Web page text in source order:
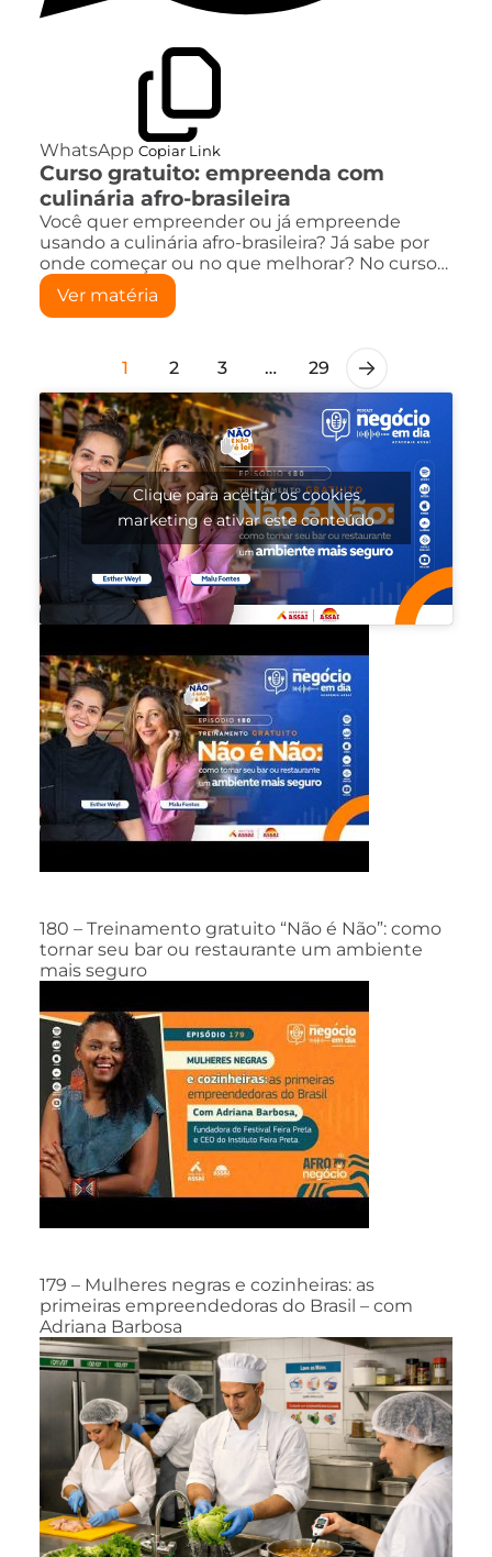
WhatsApp Copiar Link
Curso gratuito: empreenda com
culinária afro-brasileira
Você quer empreender ou já empreende
usando a culinária afro-brasileira? Já sabe por
onde começar ou no que melhorar? No curso…
Ver matéria
1 2 3 … 29
Clique para aceitar os cookies
marketing e ativar este conteúdo
180 – Treinamento gratuito “Não é Não”: como
tornar seu bar ou restaurante um ambiente
mais seguro
179 – Mulheres negras e cozinheiras: as
primeiras empreendedoras do Brasil – com
Adriana Barbosa